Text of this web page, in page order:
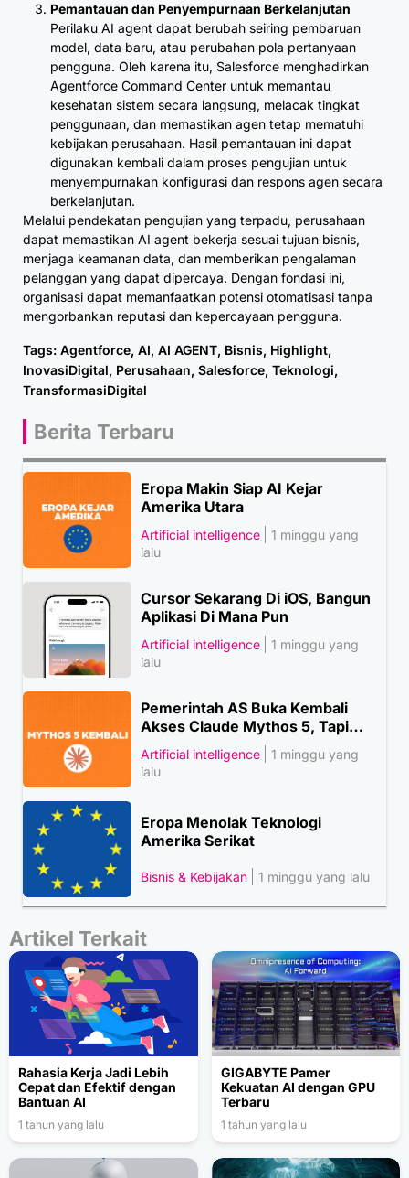
Pemantauan dan Penyempurnaan Berkelanjutan
Perilaku AI agent dapat berubah seiring pembaruan
model, data baru, atau perubahan pola pertanyaan
pengguna. Oleh karena itu, Salesforce menghadirkan
Agentforce Command Center untuk memantau
kesehatan sistem secara langsung, melacak tingkat
penggunaan, dan memastikan agen tetap mematuhi
kebijakan perusahaan. Hasil pemantauan ini dapat
digunakan kembali dalam proses pengujian untuk
menyempurnakan konfigurasi dan respons agen secara
berkelanjutan.
Melalui pendekatan pengujian yang terpadu, perusahaan
dapat memastikan AI agent bekerja sesuai tujuan bisnis,
menjaga keamanan data, dan memberikan pengalaman
pelanggan yang dapat dipercaya. Dengan fondasi ini,
organisasi dapat memanfaatkan potensi otomatisasi tanpa
mengorbankan reputasi dan kepercayaan pengguna.
Tags: Agentforce, AI, AI AGENT, Bisnis, Highlight,
InovasiDigital, Perusahaan, Salesforce, Teknologi,
TransformasiDigital
Berita Terbaru
Eropa Makin Siap AI Kejar
Amerika Utara
Artificial intelligence
1 minggu yang
lalu
Cursor Sekarang Di iOS, Bangun
Aplikasi Di Mana Pun
Artificial intelligence
1 minggu yang
lalu
Pemerintah AS Buka Kembali
Akses Claude Mythos 5, Tapi…
Artificial intelligence
1 minggu yang
lalu
Eropa Menolak Teknologi
Amerika Serikat
Bisnis & Kebijakan 1 minggu yang lalu
Artikel Terkait
Rahasia Kerja Jadi Lebih
Cepat dan Efektif dengan
Bantuan AI
1 tahun yang lalu
GIGABYTE Pamer
Kekuatan AI dengan GPU
Terbaru
1 tahun yang lalu